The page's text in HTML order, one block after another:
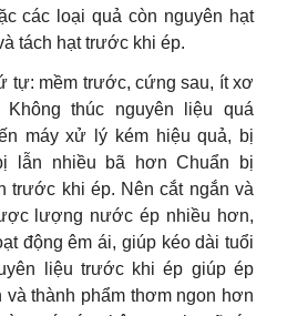
các loại quả còn nguyên hạt
tách hạt trước khi ép.
tự: mềm trước, cứng sau, ít xơ
thúc nguyên liệu quá
máy xử lý kém hiệu quả, bị
lẫn nhiều bã hơn Chuẩn bị
trước khi ép. Nên cắt ngắn và
lượng nước ép nhiều hơn,
động êm ái, giúp kéo dài tuổi
liệu trước khi ép giúp ép
thành phẩm thơm ngon hơn